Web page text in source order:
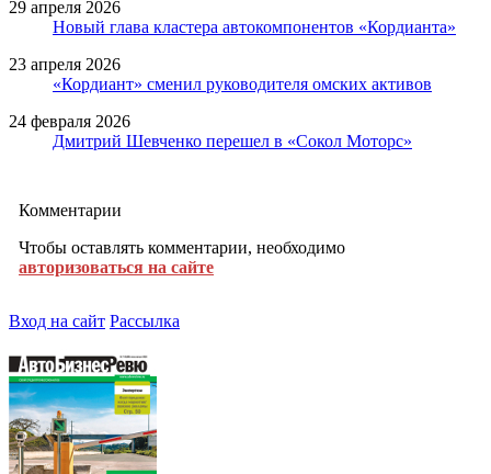
29 апреля 2026
Новый глава кластера автокомпонентов «Кордианта»
23 апреля 2026
«Кордиант» сменил руководителя омских активов
24 февраля 2026
Дмитрий Шевченко перешел в «Сокол Моторс»
Комментарии
Чтобы оставлять комментарии, необходимо
авторизоваться на сайте
Вход на сайт Рассылка